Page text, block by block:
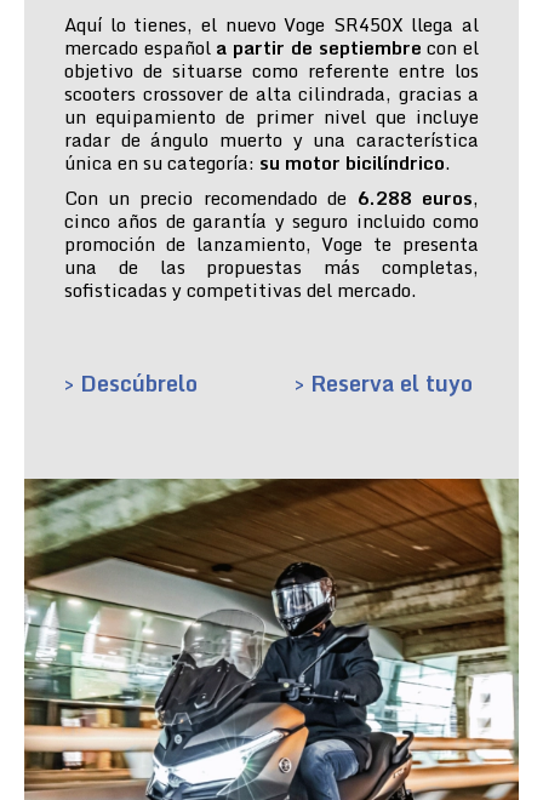
Aquí lo tienes, el nuevo Voge SR450X llega al
mercado español a partir de septiembre con el
objetivo de situarse como referente entre los
scooters crossover de alta cilindrada, gracias a
un equipamiento de primer nivel que incluye
radar de ángulo muerto y una característica
única en su categoría: su motor bicilíndrico.
Con un precio recomendado de 6.288 euros,
cinco años de garantía y seguro incluido como
promoción de lanzamiento, Voge te presenta
una de las propuestas más completas,
sofisticadas y competitivas del mercado.
> Descúbrelo > Reserva el tuyo